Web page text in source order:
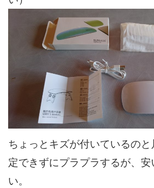
ちょっとキズが付いているのと
定できずにプラプラするが、安
い。